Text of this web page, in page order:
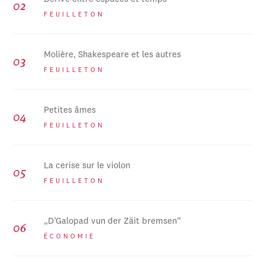
FEUILLETON
Molière, Shakespeare et les autres
FEUILLETON
Petites âmes
FEUILLETON
La cerise sur le violon
FEUILLETON
„D’Galopad vun der Zäit bremsen“
ÉCONOMIE